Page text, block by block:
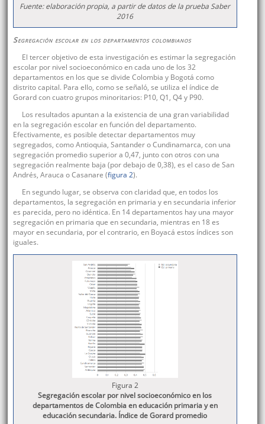
Fuente: elaboración propia, a partir de datos de la prueba Saber
2016
Segregación escolar en los departamentos colombianos
El tercer objetivo de esta investigación es estimar la segregación
escolar por nivel socioeconómico en cada uno de los 32
departamentos en los que se divide Colombia y Bogotá como
distrito capital. Para ello, como se señaló, se utiliza el índice de
Gorard con cuatro grupos minoritarios: P10, Q1, Q4 y P90.
Los resultados apuntan a la existencia de una gran variabilidad
en la segregación escolar en función del departamento.
Efectivamente, es posible detectar departamentos muy
segregados, como Antioquia, Santander o Cundinamarca, con una
segregación promedio superior a 0,47, junto con otros con una
segregación realmente baja (por debajo de 0,38), es el caso de San
Andrés, Arauca o Casanare (figura 2).
En segundo lugar, se observa con claridad que, en todos los
departamentos, la segregación en primaria y en secundaria inferior
es parecida, pero no idéntica. En 14 departamentos hay una mayor
segregación en primaria que en secundaria, mientras en 18 es
mayor en secundaria, por el contrario, en Boyacá estos índices son
iguales.
Figura 2
Segregación escolar por nivel socioeconómico en los
departamentos de Colombia en educación primaria y en
educación secundaria. Índice de Gorard promedio